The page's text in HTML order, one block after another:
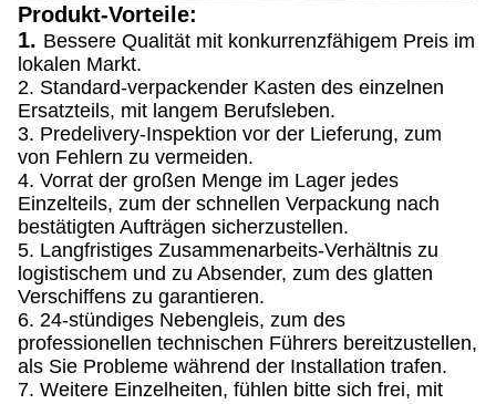
Produkt-Vorteile:
1. Bessere Qualität mit konkurrenzfähigem Preis im
lokalen Markt.
2. Standard-verpackender Kasten des einzelnen
Ersatzteils, mit langem Berufsleben.
3. Predelivery-Inspektion vor der Lieferung, zum
von Fehlern zu vermeiden.
4. Vorrat der großen Menge im Lager jedes
Einzelteils, zum der schnellen Verpackung nach
bestätigten Aufträgen sicherzustellen.
5. Langfristiges Zusammenarbeits-Verhältnis zu
logistischem und zu Absender, zum des glatten
Verschiffens zu garantieren.
6. 24-stündiges Nebengleis, zum des
professionellen technischen Führers bereitzustellen,
als Sie Probleme während der Installation trafen.
7. Weitere Einzelheiten, fühlen bitte sich frei, mit